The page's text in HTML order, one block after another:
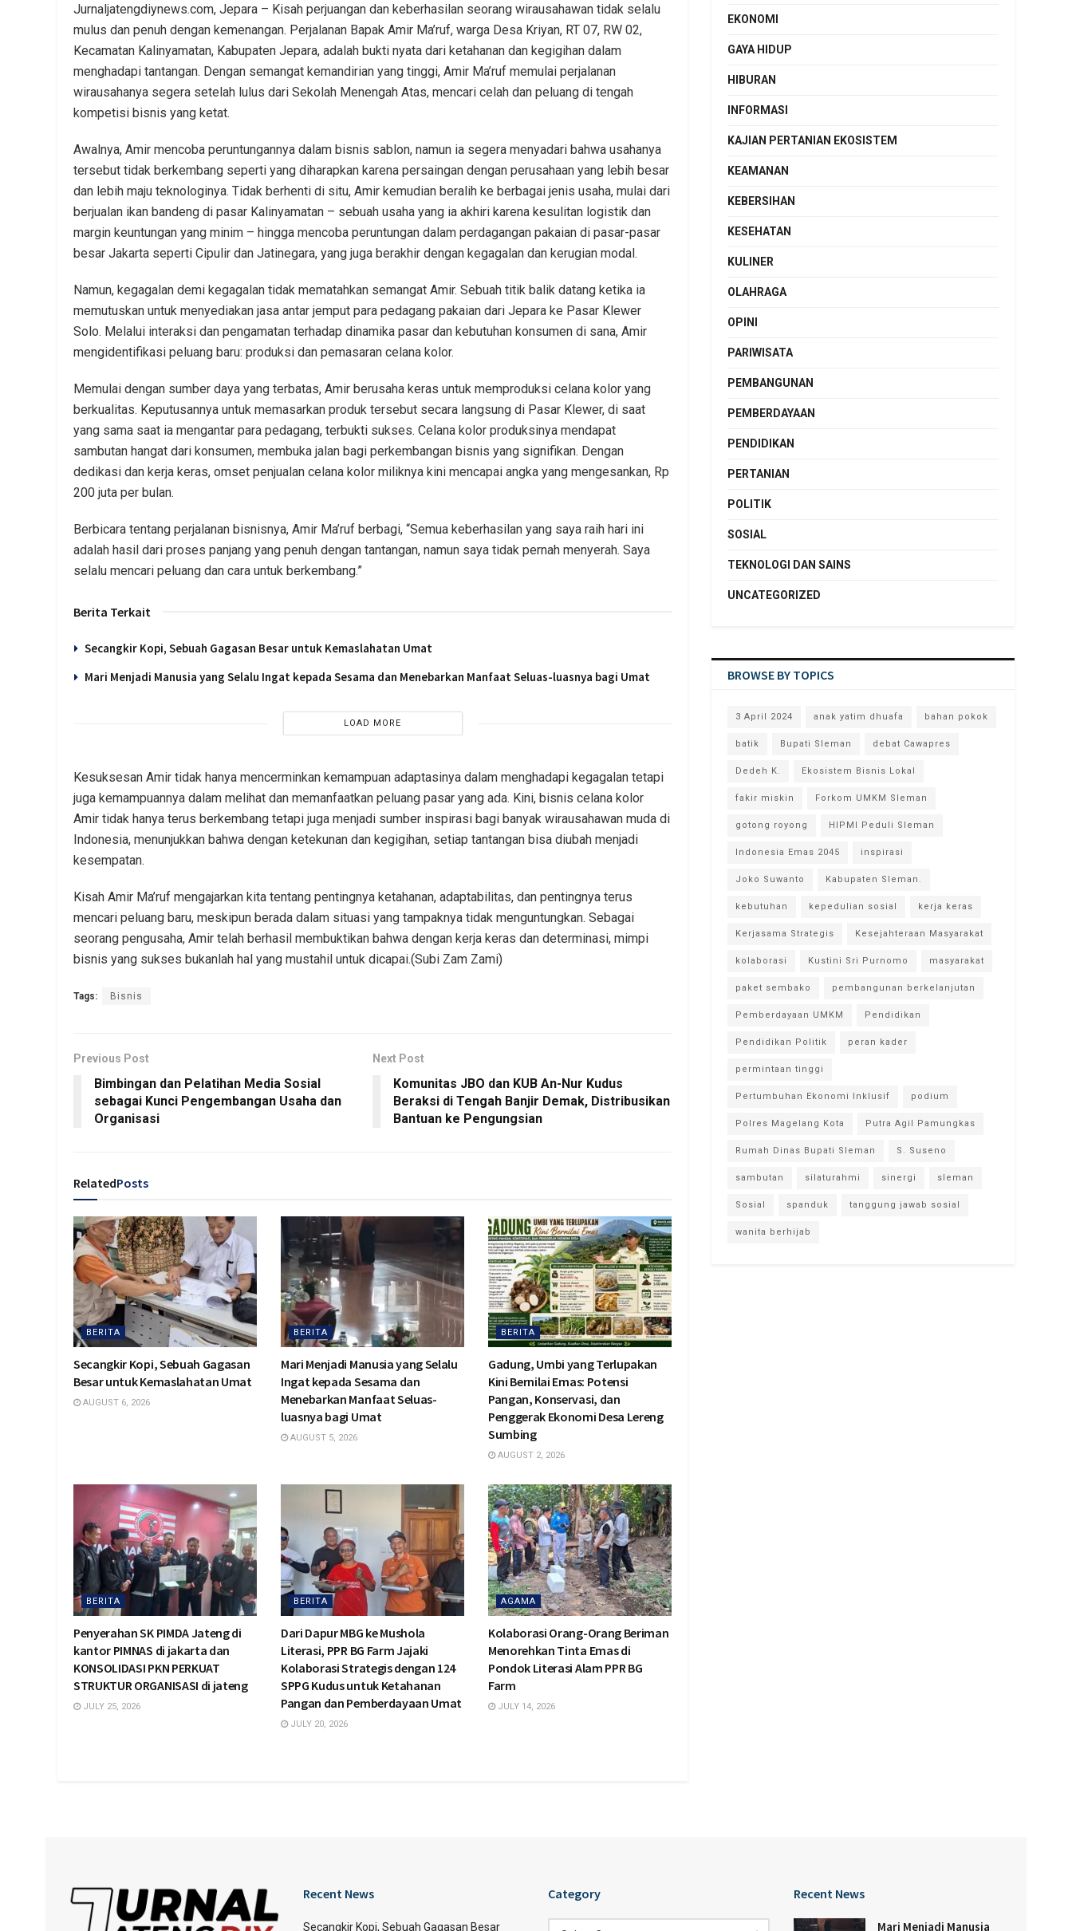
Jurnaljatengdiynews.com, Jepara – Kisah perjuangan dan keberhasilan seorang wirausahawan tidak selalu
mulus dan penuh dengan kemenangan. Perjalanan Bapak Amir Ma’ruf, warga Desa Kriyan, RT 07, RW 02,
Kecamatan Kalinyamatan, Kabupaten Jepara, adalah bukti nyata dari ketahanan dan kegigihan dalam
menghadapi tantangan. Dengan semangat kemandirian yang tinggi, Amir Ma’ruf memulai perjalanan
wirausahanya segera setelah lulus dari Sekolah Menengah Atas, mencari celah dan peluang di tengah
kompetisi bisnis yang ketat.
Awalnya, Amir mencoba peruntungannya dalam bisnis sablon, namun ia segera menyadari bahwa usahanya
tersebut tidak berkembang seperti yang diharapkan karena persaingan dengan perusahaan yang lebih besar
dan lebih maju teknologinya. Tidak berhenti di situ, Amir kemudian beralih ke berbagai jenis usaha, mulai dari
berjualan ikan bandeng di pasar Kalinyamatan – sebuah usaha yang ia akhiri karena kesulitan logistik dan
margin keuntungan yang minim – hingga mencoba peruntungan dalam perdagangan pakaian di pasar-pasar
besar Jakarta seperti Cipulir dan Jatinegara, yang juga berakhir dengan kegagalan dan kerugian modal.
Namun, kegagalan demi kegagalan tidak mematahkan semangat Amir. Sebuah titik balik datang ketika ia
memutuskan untuk menyediakan jasa antar jemput para pedagang pakaian dari Jepara ke Pasar Klewer
Solo. Melalui interaksi dan pengamatan terhadap dinamika pasar dan kebutuhan konsumen di sana, Amir
mengidentifikasi peluang baru: produksi dan pemasaran celana kolor.
Memulai dengan sumber daya yang terbatas, Amir berusaha keras untuk memproduksi celana kolor yang
berkualitas. Keputusannya untuk memasarkan produk tersebut secara langsung di Pasar Klewer, di saat
yang sama saat ia mengantar para pedagang, terbukti sukses. Celana kolor produksinya mendapat
sambutan hangat dari konsumen, membuka jalan bagi perkembangan bisnis yang signifikan. Dengan
dedikasi dan kerja keras, omset penjualan celana kolor miliknya kini mencapai angka yang mengesankan, Rp
200 juta per bulan.
Berbicara tentang perjalanan bisnisnya, Amir Ma’ruf berbagi, “Semua keberhasilan yang saya raih hari ini
adalah hasil dari proses panjang yang penuh dengan tantangan, namun saya tidak pernah menyerah. Saya
selalu mencari peluang dan cara untuk berkembang.”
Berita Terkait
Secangkir Kopi, Sebuah Gagasan Besar untuk Kemaslahatan Umat
Mari Menjadi Manusia yang Selalu Ingat kepada Sesama dan Menebarkan Manfaat Seluas-luasnya bagi Umat
LOAD MORE
Kesuksesan Amir tidak hanya mencerminkan kemampuan adaptasinya dalam menghadapi kegagalan tetapi
juga kemampuannya dalam melihat dan memanfaatkan peluang pasar yang ada. Kini, bisnis celana kolor
Amir tidak hanya terus berkembang tetapi juga menjadi sumber inspirasi bagi banyak wirausahawan muda di
Indonesia, menunjukkan bahwa dengan ketekunan dan kegigihan, setiap tantangan bisa diubah menjadi
kesempatan.
Kisah Amir Ma’ruf mengajarkan kita tentang pentingnya ketahanan, adaptabilitas, dan pentingnya terus
mencari peluang baru, meskipun berada dalam situasi yang tampaknya tidak menguntungkan. Sebagai
seorang pengusaha, Amir telah berhasil membuktikan bahwa dengan kerja keras dan determinasi, mimpi
bisnis yang sukses bukanlah hal yang mustahil untuk dicapai.(Subi Zam Zami)
Tags: Bisnis
Previous Post
Bimbingan dan Pelatihan Media Sosial
sebagai Kunci Pengembangan Usaha dan
Organisasi
Next Post
Komunitas JBO dan KUB An-Nur Kudus
Beraksi di Tengah Banjir Demak, Distribusikan
Bantuan ke Pengungsian
RelatedPosts
BERITA
Secangkir Kopi, Sebuah Gagasan
Besar untuk Kemaslahatan Umat
AUGUST 6, 2026
BERITA
Mari Menjadi Manusia yang Selalu
Ingat kepada Sesama dan
Menebarkan Manfaat Seluas-
luasnya bagi Umat
AUGUST 5, 2026
BERITA
Gadung, Umbi yang Terlupakan
Kini Bernilai Emas: Potensi
Pangan, Konservasi, dan
Penggerak Ekonomi Desa Lereng
Sumbing
AUGUST 2, 2026
BERITA
Penyerahan SK PIMDA Jateng di
kantor PIMNAS di jakarta dan
KONSOLIDASI PKN PERKUAT
STRUKTUR ORGANISASI di jateng
JULY 25, 2026
BERITA
Dari Dapur MBG ke Mushola
Literasi, PPR BG Farm Jajaki
Kolaborasi Strategis dengan 124
SPPG Kudus untuk Ketahanan
Pangan dan Pemberdayaan Umat
JULY 20, 2026
AGAMA
Kolaborasi Orang-Orang Beriman
Menorehkan Tinta Emas di
Pondok Literasi Alam PPR BG
Farm
JULY 14, 2026
EKONOMI
GAYA HIDUP
HIBURAN
INFORMASI
KAJIAN PERTANIAN EKOSISTEM
KEAMANAN
KEBERSIHAN
KESEHATAN
KULINER
OLAHRAGA
OPINI
PARIWISATA
PEMBANGUNAN
PEMBERDAYAAN
PENDIDIKAN
PERTANIAN
POLITIK
SOSIAL
TEKNOLOGI DAN SAINS
UNCATEGORIZED
BROWSE BY TOPICS
3 April 2024 anak yatim dhuafa bahan pokok
batik Bupati Sleman debat Cawapres
Dedeh K. Ekosistem Bisnis Lokal
fakir miskin Forkom UMKM Sleman
gotong royong HIPMI Peduli Sleman
Indonesia Emas 2045 inspirasi
Joko Suwanto Kabupaten Sleman.
kebutuhan kepedulian sosial kerja keras
Kerjasama Strategis Kesejahteraan Masyarakat
kolaborasi Kustini Sri Purnomo masyarakat
paket sembako pembangunan berkelanjutan
Pemberdayaan UMKM Pendidikan
Pendidikan Politik peran kader
permintaan tinggi
Pertumbuhan Ekonomi Inklusif podium
Polres Magelang Kota Putra Agil Pamungkas
Rumah Dinas Bupati Sleman S. Suseno
sambutan silaturahmi sinergi sleman
Sosial spanduk tanggung jawab sosial
wanita berhijab
Recent News
Secangkir Kopi, Sebuah Gagasan Besar
Category Recent News
Mari Menjadi Manusia